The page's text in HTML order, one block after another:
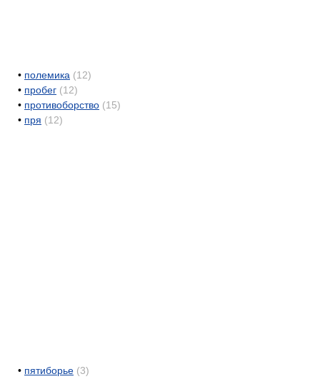
• полемика (12)
• пробег (12)
• противоборство (15)
• пря (12)
• пятиборье (3)